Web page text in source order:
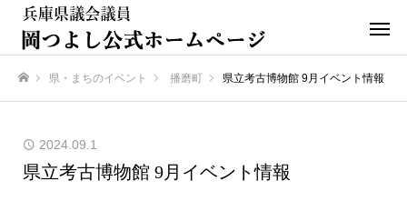
県・まちのイベント 播磨町 県立考古博物館 9月イベント情報
2024.09.1
県立考古博物館 9月イベント情報